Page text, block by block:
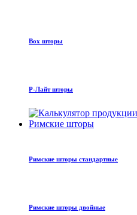
Box шторы
Р-Лайт шторы
Римские шторы
Римские шторы стандартные
Римские шторы двойные